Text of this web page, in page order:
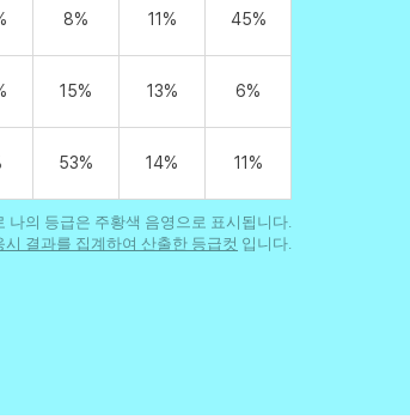
8% 11% 45%
15% 13% 6%
53% 14% 11%
나의 등급은 주황색 음영으로 표시됩니다.
시 결과를 집계하여 산출한 등급컷 입니다.